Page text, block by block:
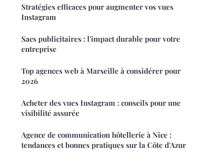
Stratégies efficaces pour augmenter vos vues
Instagram
Sacs publicitaires : l'impact durable pour votre
entreprise
Top agences web à Marseille à considérer pour
2026
Acheter des vues Instagram : conseils pour une
visibilité assurée
Agence de communication hôtellerie à Nice :
tendances et bonnes pratiques sur la Côte d'Azur